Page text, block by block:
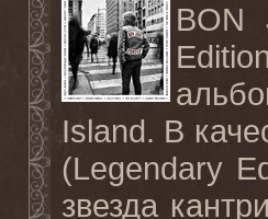
BON
Island. В
(Legendary
звезда